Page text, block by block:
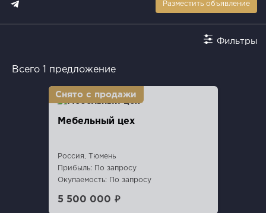
Разместить объявление
Фильтры
Всего 1 предложение
Мебельный цех
Россия, Тюмень
Прибыль: По запросу
Окупаемость: По запросу
5 500 000 ₽